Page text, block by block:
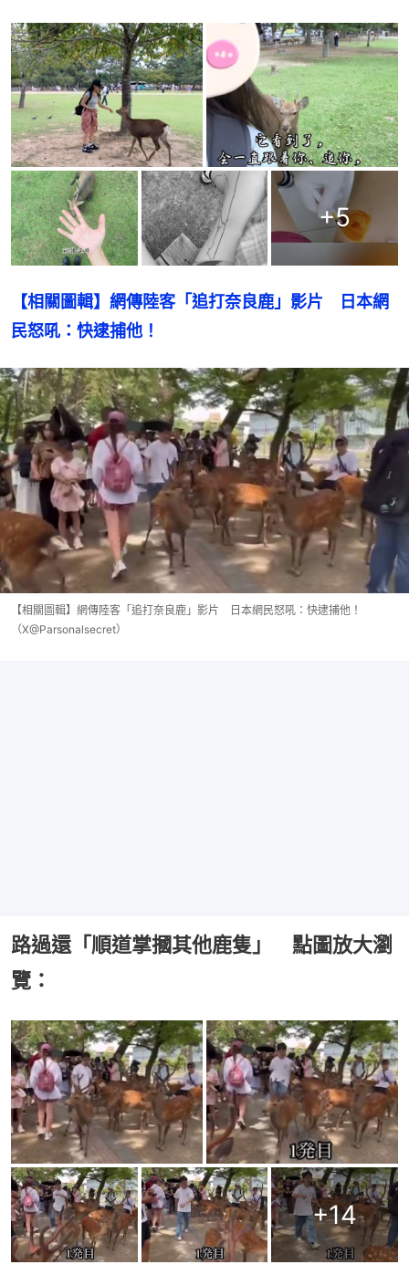
+5
【相關圖輯】網傳陸客「追打奈良鹿」影片　日本網
民怒吼：快逮捕他！
【相關圖輯】網傳陸客「追打奈良鹿」影片 日本網民怒吼：快逮捕他！
（X@Parsonalsecret）
路過還「順道掌摑其他鹿隻」 點圖放大瀏
覽：
+14